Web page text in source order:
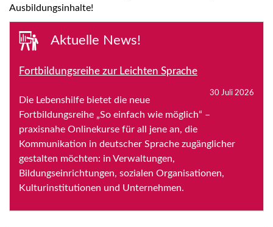
Ausbildungsinhalte!
Aktuelle News!
Fortbildungsreihe zur Leichten Sprache
30 Juli 2026
Die Lebenshilfe bietet die neue
Fortbildungsreihe „So einfach wie möglich“ –
praxisnahe Onlinekurse für all jene an, die
Kommunikation in deutscher Sprache zugänglicher
gestalten möchten: in Verwaltungen,
Bildungseinrichtungen, sozialen Organisationen,
Kulturinstitutionen und Unternehmen.